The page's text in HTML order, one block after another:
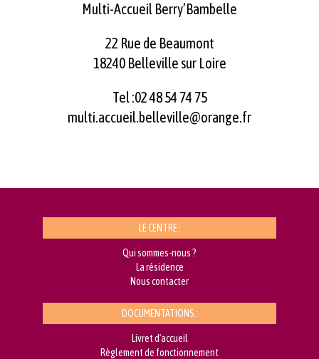
Multi-Accueil Berry’Bambelle
22 Rue de Beaumont
18240 Belleville sur Loire
Tel :02 48 54 74 75
multi.accueil.belleville@orange.fr
LE CENTRE :
Qui sommes-nous ?
La résidence
Nous contacter
DOCUMENTATIONS :
Livret d'accueil
Règlement de fonctionnement